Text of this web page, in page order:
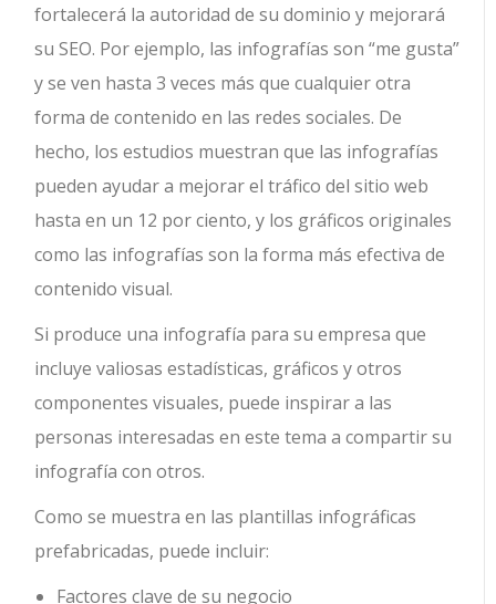
fortalecerá la autoridad de su dominio y mejorará
su SEO. Por ejemplo, las infografías son “me gusta”
y se ven hasta 3 veces más que cualquier otra
forma de contenido en las redes sociales. De
hecho, los estudios muestran que las infografías
pueden ayudar a mejorar el tráfico del sitio web
hasta en un 12 por ciento, y los gráficos originales
como las infografías son la forma más efectiva de
contenido visual.
Si produce una infografía para su empresa que
incluye valiosas estadísticas, gráficos y otros
componentes visuales, puede inspirar a las
personas interesadas en este tema a compartir su
infografía con otros.
Como se muestra en las plantillas infográficas
prefabricadas, puede incluir:
Factores clave de su negocio